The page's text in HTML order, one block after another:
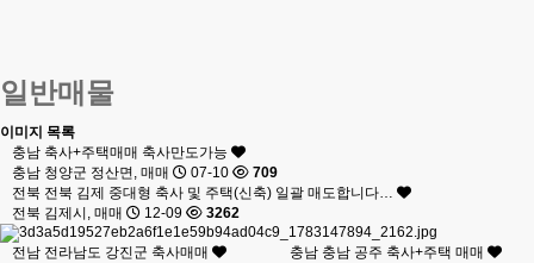
일반매물
이미지 목록
충남 축사+주택매매 축사만도가능
충남 청양군 정산면, 매매
07-10
709
전북 전북 김제 중대형 축사 및 주택(신축) 일괄 매도합니다…
전북 김제시, 매매
12-09 3262
전남 전라남도 강진군 축사매매
충남 충남 공주 축사+주택 매매